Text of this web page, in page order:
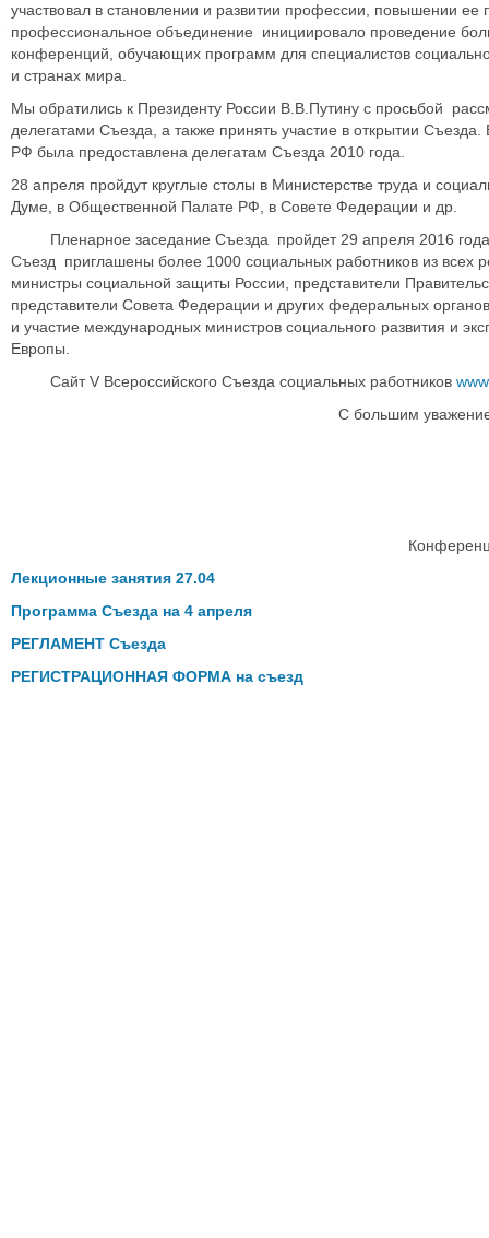
участвовал в становлении и развитии профессии, повышении ее
профессиональное объединение инициировало проведение
конференций, обучающих программ для специалистов
и странах мира.
Мы обратились к Президенту России В.В.Путину с просьбой
делегатами Съезда, а также принять участие в открытии
РФ была предоставлена делегатам Съезда 2010 года.
28 апреля пройдут круглые столы в Министерстве труда и
Думе, в Общественной Палате РФ, в Совете Федерации и др.
Пленарное заседание Съезда пройдет 29 апреля 2016 года
Съезд приглашены более 1000 социальных работников из всех
министры социальной защиты России, представители
представители Совета Федерации и других федеральных
и участие международных министров социального развития и
Европы.
Сайт V Всероссийского Съезда социальных работников
С большим уважением
Лекционные занятия 27.04
Программа Съезда на 4 апреля
РЕГЛАМЕНТ Съезда
РЕГИСТРАЦИОННАЯ ФОРМА на съезд